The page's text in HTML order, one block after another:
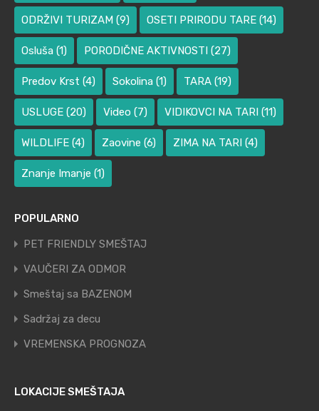
ODRŽIVI TURIZAM (9) OSETI PRIRODU TARE (14)
Osluša (1) PORODIČNE AKTIVNOSTI (27)
Predov Krst (4) Sokolina (1) TARA (19)
USLUGE (20) Video (7) VIDIKOVCI NA TARI (11)
WILDLIFE (4) Zaovine (6) ZIMA NA TARI (4)
Znanje Imanje (1)
POPULARNO
PET FRIENDLY SMEŠTAJ
VAUČERI ZA ODMOR
Smeštaj sa BAZENOM
Sadržaj za decu
VREMENSKA PROGNOZA
LOKACIJE SMEŠTAJA